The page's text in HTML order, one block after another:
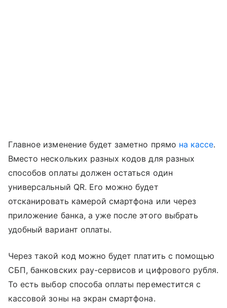
Главное изменение будет заметно прямо на кассе.
Вместо нескольких разных кодов для разных
способов оплаты должен остаться один
универсальный QR. Его можно будет
отсканировать камерой смартфона или через
приложение банка, а уже после этого выбрать
удобный вариант оплаты.
Через такой код можно будет платить с помощью
СБП, банковских pay-сервисов и цифрового рубля.
То есть выбор способа оплаты переместится с
кассовой зоны на экран смартфона.